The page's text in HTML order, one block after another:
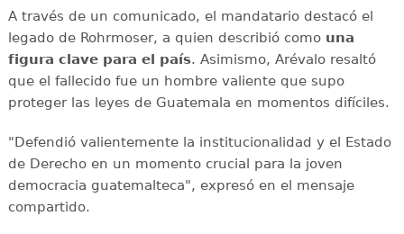
A través de un comunicado, el mandatario destacó el
legado de Rohrmoser, a quien describió comouna
figura clave para el país. Asimismo, Arévalo resaltó
que el fallecido fue un hombre valiente que supo
proteger las leyes de Guatemala en momentos difíciles.
"Defendió valientemente la institucionalidad y el Estado
de Derecho en un momento crucial para la joven
democracia guatemalteca", expresó en el mensaje
compartido.